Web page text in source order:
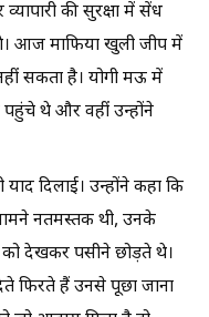
की सुरक्षा में सेंध
आज माफिया खुली जीप में
सकता है। योगी मऊ में
पहुंचे थे और वहीं उन्होंने
दिलाई। उन्होंने कहा कि
नतमस्तक थी, उनके
को देखकर पसीने छोड़ते थे।
फिरते हैं उनसे पूछा जाना